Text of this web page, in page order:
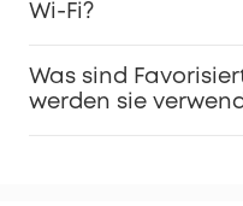
Wi-Fi?
Was sind
werden sie